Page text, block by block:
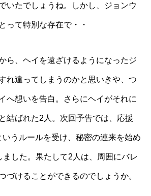
いたでしょうね。しかし、ジョンウ
って特別な存在で・・
ら、ヘイを遠ざけるようになったジ
れ違ってしまうのかと思いきや、つ
へ想いを告白。さらにヘイがそれに
結ばれた2人。次回予告では、応援
うルールを受け、秘密の連来を始め
ました。果たして2人は、周囲にバレ
づけることができるのでしょうか。